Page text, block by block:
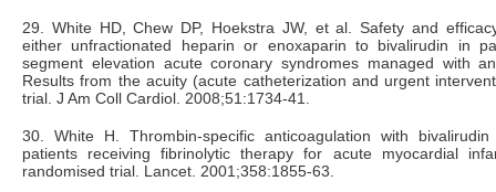
29. White HD, Chew DP, Hoekstra JW, et al. Safety and
either unfractionated heparin or enoxaparin to bivalirudin in
segment elevation acute coronary syndromes managed with
Results from the acuity (acute catheterization and urgent
trial. J Am Coll Cardiol. 2008;51:1734-41.
30. White H. Thrombin-specific anticoagulation with
patients receiving fibrinolytic therapy for acute myocardial
randomised trial. Lancet. 2001;358:1855-63.